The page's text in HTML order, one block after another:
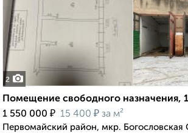
2
Помещение свободного назначения,
1 550 000 ₽ 15 400 ₽ за м²
Первомайский район, мкр. Богословская